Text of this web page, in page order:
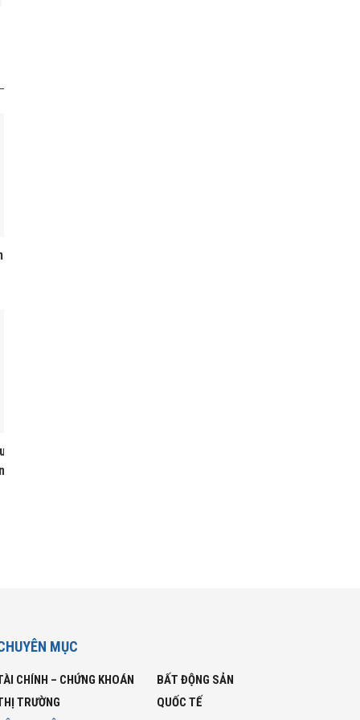
MỤC
CHÍNH – CHỨNG KHOÁN
BẤT ĐỘNG SẢN
TRƯỜNG
QUỐC TẾ